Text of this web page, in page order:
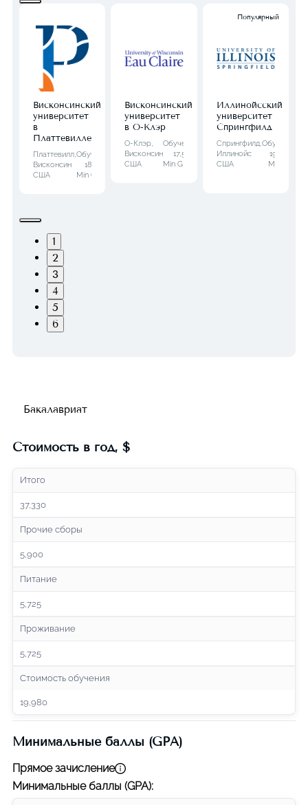
Висконсинский
университет
в
Платтевилле
Платтевилл,
Висконсин
США
Обучение:
18,344 $
Min GPA:
Висконсинский
университет
в О-Клэр
О-Клэр,
Висконсин
США
Обучение:
17,517 $
Min GPA:
Популярный
Иллинойсский
университет
Спрингфилд
Спрингфилд,
Иллинойс
США
Обучение:
19,996 $
Min GPA:
1
2
3
4
5
6
Бакалавриат
Стоимость в год, $
Итого
37,330
Прочие сборы
5,900
Питание
5,725
Проживание
5,725
Стоимость обучения
19,980
Минимальные баллы (GPA)
Прямое зачисление
Минимальные баллы (GPA):